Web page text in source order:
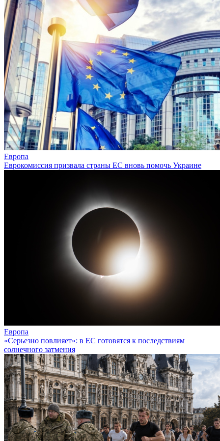
Европа
Еврокомиссия призвала страны ЕС вновь помочь Украине
Европа
«Серьезно повлияет»: в ЕС готовятся к последствиям
солнечного затмения